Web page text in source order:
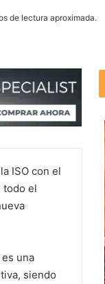
de lectura aproximada.
ISO con el
todo el
una
siendo